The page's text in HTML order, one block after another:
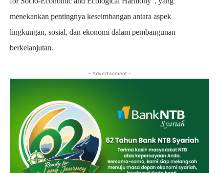
menekankan pentingnya keseimbangan antara aspek
lingkungan, sosial, dan ekonomi dalam pembangunan
berkelanjutan.
- Advertisement -